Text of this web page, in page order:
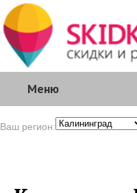
Меню
Ваш регион: